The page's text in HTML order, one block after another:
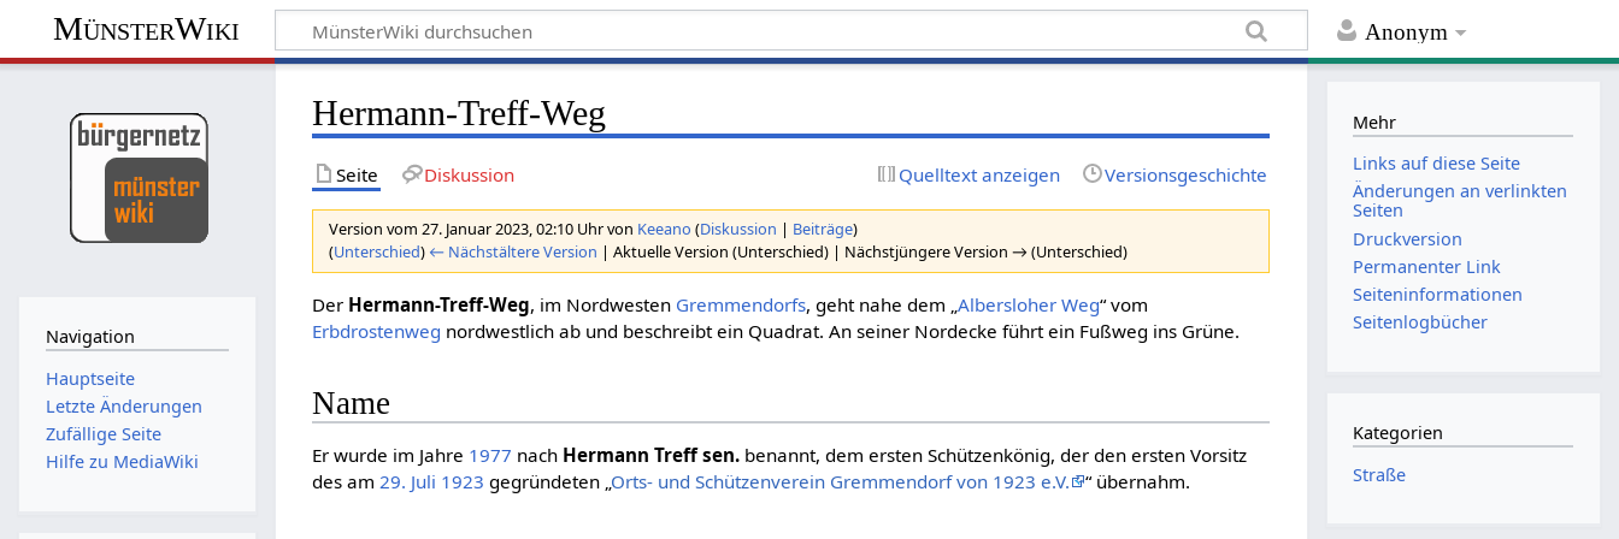
Anonym
MünsterWiki
Hermann-Treff-Weg
Seite Diskussion Quelltext anzeigen Versionsgeschichte
Version vom 27. Januar 2023, 02:10 Uhr von Keeano (Diskussion | Beiträge)
(Unterschied) ← Nächstältere Version | Aktuelle Version (Unterschied) | Nächstjüngere Version → (Unterschied)
Der Hermann-Treff-Weg, im Nordwesten Gremmendorfs, geht nahe dem „Albersloher Weg“ vom
Erbdrostenweg nordwestlich ab und beschreibt ein Quadrat. An seiner Nordecke führt ein Fußweg ins Grüne.
Name
Er wurde im Jahre 1977 nach Hermann Treff sen. benannt, dem ersten Schützenkönig, der den ersten Vorsitz
des am29. Juli 1923 gegründeten „Orts- und Schützenverein Gremmendorf von 1923 e.V. “ übernahm.
Navigation
Hauptseite
Letzte Änderungen
Zufällige Seite
Hilfe zu MediaWiki
Mehr
Links auf diese Seite
Änderungen an verlinkten
Seiten
Druckversion
Permanenter Link
Seiten­informationen
Seitenlogbücher
Kategorien
Straße